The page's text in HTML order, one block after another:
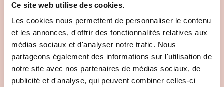
Ce site web utilise des cookies.
Les cookies nous permettent de personnaliser le contenu
et les annonces, d'offrir des fonctionnalités relatives aux
médias sociaux et d'analyser notre trafic. Nous
partageons également des informations sur l'utilisation de
notre site avec nos partenaires de médias sociaux, de
publicité et d'analyse, qui peuvent combiner celles-ci
ENTITAS (2017)
Music video – 5min
Artist: Malo.
Director: Hugo Diego Garcia